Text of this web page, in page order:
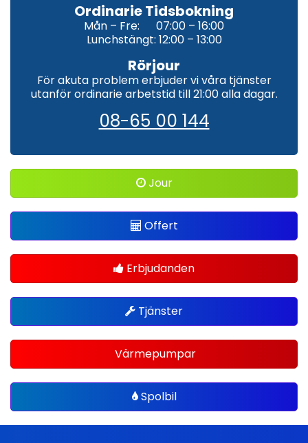
Ordinarie Tidsbokning
Mån – Fre: 07:00 – 16:00
Lunchstängt: 12:00 – 13:00
Rörjour
För akuta problem erbjuder vi våra tjänster
utanför ordinarie arbetstid till 21:00 alla dagar.
08-65 00 144
Jour
Offert
Erbjudanden
Tjänster
Värmepumpar
Spolbil